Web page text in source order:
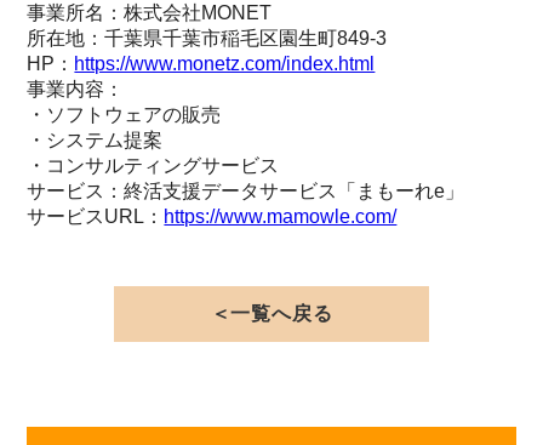
事業所名：株式会社MONET
所在地：千葉県千葉市稲毛区園生町849-3
HP： https://www.monetz.com/index.html
事業内容：
・ソフトウェアの販売
・システム提案
・コンサルティングサービス
サービス：終活支援データサービス「まもーれe」
サービスURL： https://www.mamowle.com/
＜一覧へ戻る